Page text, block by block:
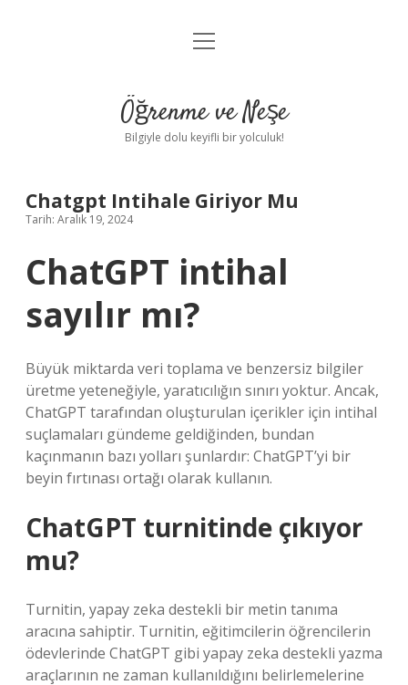
Anasayfa
Yasal Uyarı
menüyü
Öğrenme ve Neşe
Bilgiyle dolu keyifli bir yolculuk!
Chatgpt Intihale Giriyor Mu
Tarih: Aralık 19, 2024
ChatGPT intihal
sayılır mı?
Büyük miktarda veri toplama ve benzersiz bilgiler
üretme yeteneğiyle, yaratıcılığın sınırı yoktur. Ancak,
ChatGPT tarafından oluşturulan içerikler için intihal
suçlamaları gündeme geldiğinden, bundan
kaçınmanın bazı yolları şunlardır: ChatGPT’yi bir
beyin fırtınası ortağı olarak kullanın.
ChatGPT turnitinde çıkıyor
mu?
Turnitin, yapay zeka destekli bir metin tanıma
aracına sahiptir. Turnitin, eğitimcilerin öğrencilerin
ödevlerinde ChatGPT gibi yapay zeka destekli yazma
araçlarının ne zaman kullanıldığını belirlemelerine